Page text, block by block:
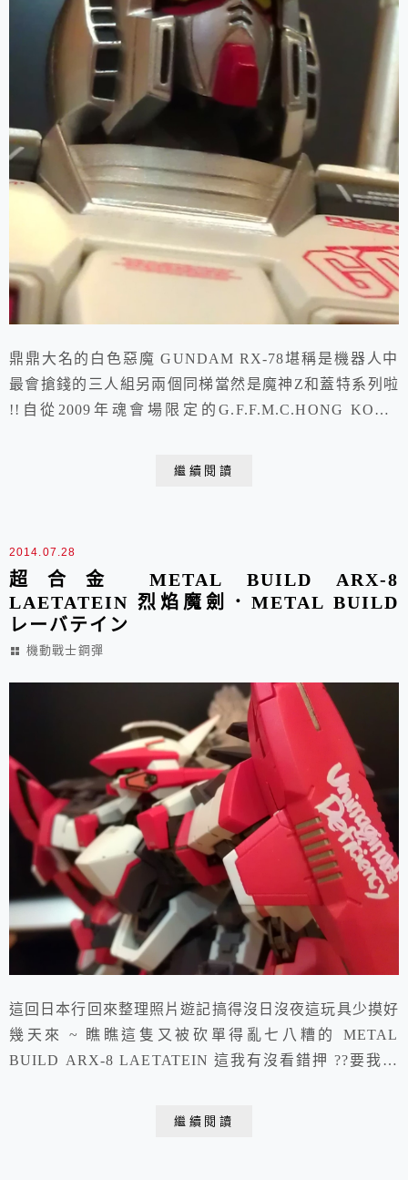
鼎鼎大名的白色惡魔 GUNDAM RX-78堪稱是機器人中
最會搶錢的三人組另兩個同梯當然是魔神Z和蓋特系列啦
!!自從2009年魂會場限定的G.F.F.M.C.HONG KONG
繼續閱讀
2014.07.28
超合金 METAL BUILD ARX-8
LAETATEIN 烈焰魔劍．METAL BUILD
レーバテイン
機動戰士鋼彈
這回日本行回來整理照片遊記搞得沒日沒夜這玩具少摸好
幾天來 ~ 瞧瞧這隻又被砍單得亂七八糟的 METAL
BUILD ARX-8 LAETATEIN 這我有沒看錯押 ??要我拿
繼續閱讀